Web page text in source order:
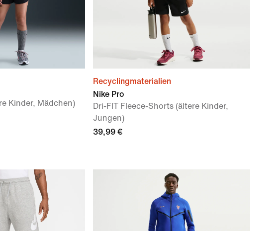
Kinder, Mädchen)
Recyclingmaterialien
Nike Pro
Dri-FIT Fleece-Shorts (ältere Kinder,
Jungen)
39,99 €